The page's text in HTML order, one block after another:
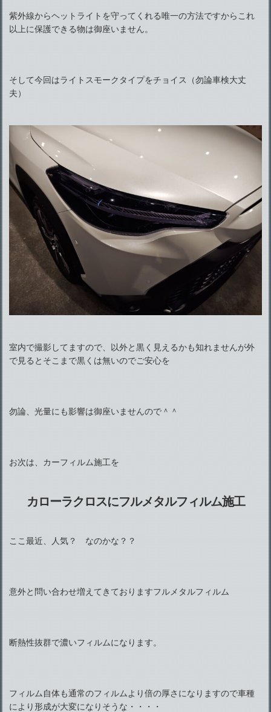
紫外線からヘットライトを守ってくれる唯一の方法ですからこれ
以上に保護できる物は御座いません。
そして今回はライトスモークタイプをチョイス（勿論車検大丈
夫）
室内で撮影してますので、以外と黒く見えるかも知れませんが外
で見るとそこまで黒くは無いのでご安心を
勿論、光量にも影響は御座いませんので＾＾
お次は、カーフィルム施工を
カローラクロスにフルメタルフィルム施工
ここ最近、人気？ なのかな？？
意外と問い合わせ増えてきておりますフルメタルフィルム
断熱性抜群で濃いフィルムになります。
フィルム自体も通常のフィルムより倍の厚さになりますので車種
により形成が大変になりそうな・・・・